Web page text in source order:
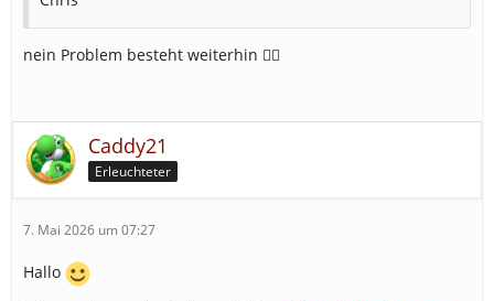
nein Problem besteht weiterhin 😮‍💨
Caddy21
Erleuchteter
7. Mai 2026 um 07:27
Hallo